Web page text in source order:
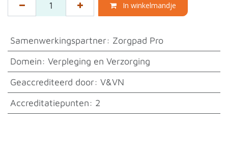
In winkelmandje
Samenwerkingspartner: Zorgpad Pro
Domein: Verpleging en Verzorging
Geaccrediteerd door: V&VN
Accreditatiepunten: 2